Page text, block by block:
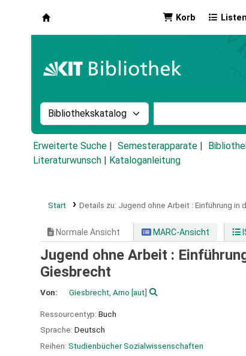
Korb Listen
Suche im Katalog nach:
Erweiterte Suche Semesterapparate
Literaturwunsch
Kataloganleitung
Start Details zu: Jugend ohne Arbeit : Einführung in
Normale Ansicht MARC-Ansicht
Jugend ohne Arbeit :
Giesbrecht
Von: Giesbrecht, Arno [aut]
Ressourcentyp: Buch
Sprache: Deutsch
Reihen: Studienbücher Sozialwissenschaften